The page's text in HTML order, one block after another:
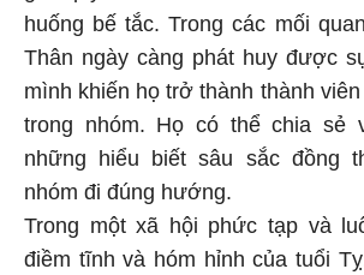
huống bế tắc. Trong các mối
Thân ngày càng phát huy được
mình khiến họ trở thành thành
trong nhóm. Họ có thể chia sẻ
những hiểu biết sâu sắc đồng
nhóm đi đúng hướng.
Trong một xã hội phức tạp và
điềm tĩnh và hóm hỉnh của tuổi